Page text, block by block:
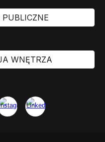
PUBLICZNE
WNĘTRZA